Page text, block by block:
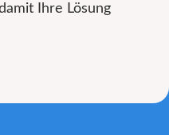
Ihre Lösung